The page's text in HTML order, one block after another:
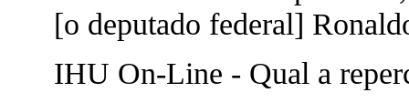
[o deputado federal]
IHU On-Line - Qual a